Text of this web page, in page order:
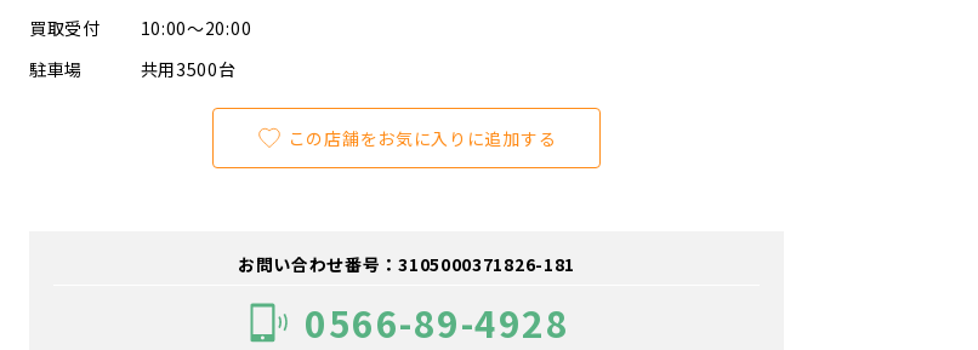
買取受付
10:00～20:00
駐車場
共用3500台
この店舗をお気に入りに追加する
お問い合わせ番号：3105000371826-181
0566-89-4928